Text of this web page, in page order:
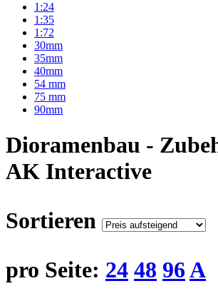
1:24
1:35
1:72
30mm
35mm
40mm
54 mm
75 mm
90mm
Dioramenbau -
AK Interactive
Sortieren
pro Seite: 24 48 96A